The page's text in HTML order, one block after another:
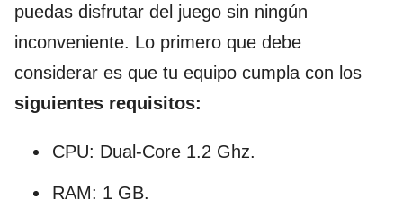
puedas disfrutar del juego sin ningún
inconveniente. Lo primero que debe
considerar es que tu equipo cumpla con los
siguientes requisitos:
CPU: Dual-Core 1.2 Ghz.
RAM: 1 GB.